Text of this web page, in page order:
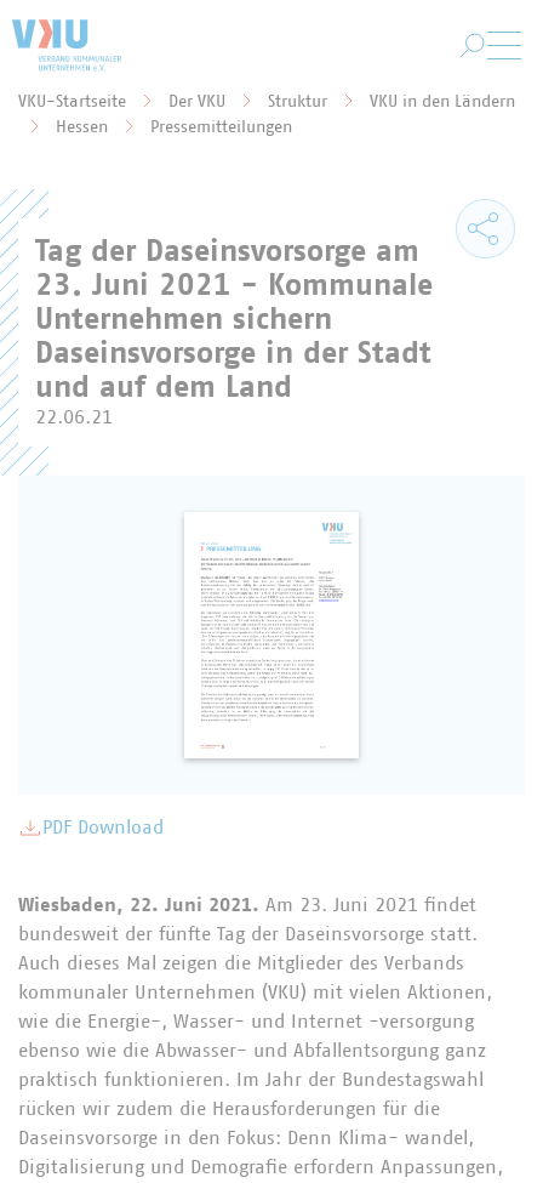
Sie befinden sich hier:
VKU-Startseite Der VKU Struktur
VKU in den Ländern
Hessen
Pressemitteilungen
Tag der Daseinsvorsorge am
23. Juni 2021 - Kommunale
Unternehmen sichern
Daseinsvorsorge in der Stadt
und auf dem Land
22.06.21
PDF Download
Wiesbaden, 22. Juni 2021. Am 23. Juni 2021 findet
bundesweit der fünfte Tag der Daseinsvorsorge statt.
Auch dieses Mal zeigen die Mitglieder des Verbands
kommunaler Unternehmen (VKU) mit vielen Aktionen,
wie die Energie-, Wasser- und Internet -versorgung
ebenso wie die Abwasser- und Abfallentsorgung ganz
praktisch funktionieren. Im Jahr der Bundestagswahl
rücken wir zudem die Herausforderungen für die
Daseinsvorsorge in den Fokus: Denn Klima- wandel,
Digitalisierung und Demografie erfordern Anpassungen,